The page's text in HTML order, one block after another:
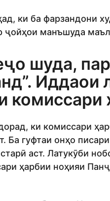
ки ба фарзандони
ҷойҳои манъшуда
шуда,
Иддаои
комиссари
ки комиссари
Ба гуфтаи онҳо
аст. Латукӯби
ҳарбии ноҳияи